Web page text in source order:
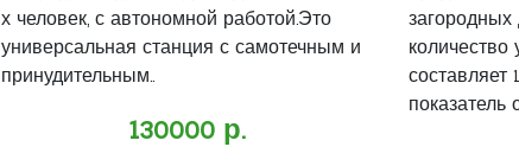
х человек, с автономной работой.Это
универсальная станция с самотечным и
принудительным..
130000 р.
загородных
количество
составляет
показатель